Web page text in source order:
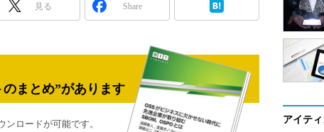
見る Share
まとめ”があります
ロードが可能です。
アイテ